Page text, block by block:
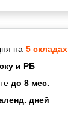
на 5 складах
и РБ
до 8 мес.
дней